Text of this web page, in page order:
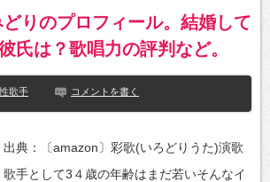
りのプロフィール。結婚して
氏は？歌唱力の評判など。
歌手 コメントを書く
出典：〔amazon〕彩歌(いろどりうた)演歌
歌手として3４歳の年齢はまだ若いそんなイ